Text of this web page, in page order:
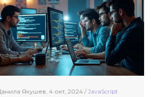
Новички все чаще обращают
на TypeScript из-за его защиты от
и улучшенной функциональности.
выбор языка зависит от задач
и индивидуальных предпочтений
разработчика.
Якушев, 4 окт, 2024 / JavaScript